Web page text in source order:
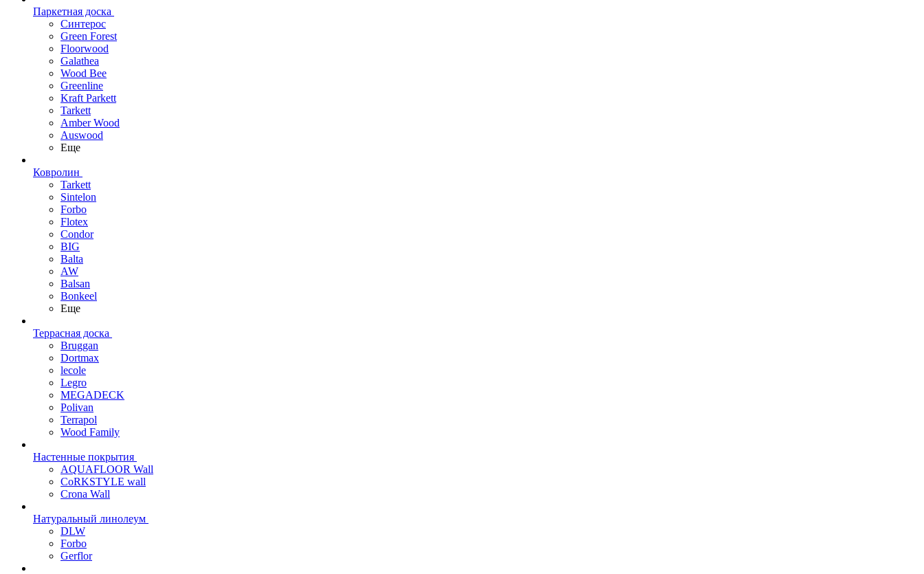
Паркетная доска
Синтерос
Green Forest
Floorwood
Galathea
Wood Bee
Greenline
Kraft Parkett
Tarkett
Amber Wood
Auswood
Еще
Ковролин
Tarkett
Sintelon
Forbo
Flotex
Condor
BIG
Balta
AW
Balsan
Bonkeel
Еще
Террасная доска
Bruggan
Dortmax
lecole
Legro
MEGADECK
Polivan
Terrapol
Wood Family
Настенные покрытия
AQUAFLOOR Wall
CoRKSTYLE wall
Crona Wall
Натуральный линолеум
DLW
Forbo
Gerflor